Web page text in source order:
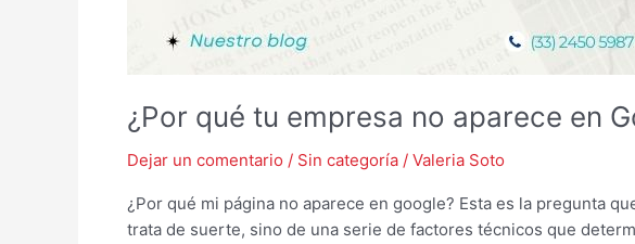
¿Por qué tu empresa no aparece en
Dejar un comentario / Sin categoría / Valeria Soto
¿Por qué mi página no aparece en google? Esta es la pregunta
trata de suerte, sino de una serie de factores técnicos que